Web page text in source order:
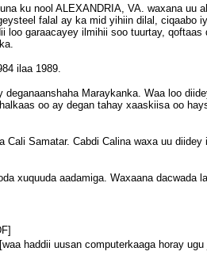
ku nool ALEXANDRIA, VA. waxana uu
falal ay ka mid yihiin dilal, ciqaabo
loo garaacayey ilmihii soo tuurtay, qoftaas
ilaa 1989.
Maraykanka. Waa loo
oo ay degan tahay xaaskiisa oo
Samatar. Cabdi Calina waxa uu diidey
xuquuda aadamiga. Waxaana dacwada
[waa haddii uusan computerkaaga horay ugu